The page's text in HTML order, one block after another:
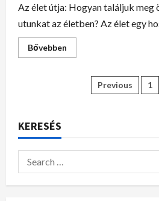
Az élet útja: Hogyan találjuk meg
utunkat az életben? Az élet egy
Bővebben
Previous 1
KERESÉS